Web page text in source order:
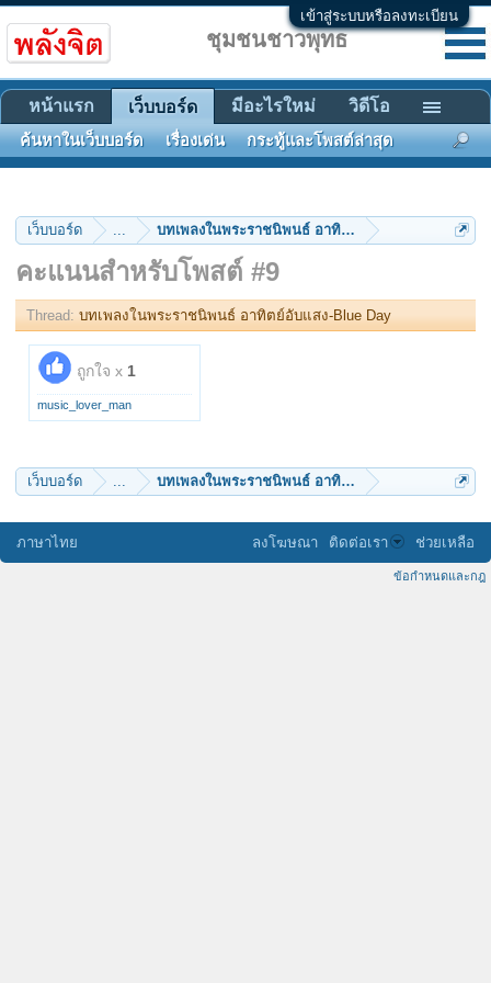
เข้าสู่ระบบหรือลงทะเบียน
เว็บบอร์ด ... บทเพลงในพระราชนิพนธ์ อาทิตย์อับแสง-Blue Day
คะแนนสำหรับโพสต์ #9
Thread: บทเพลงในพระราชนิพนธ์ อาทิตย์อับแสง-Blue Day
ถูกใจ x 1
music_lover_man
เว็บบอร์ด ... บทเพลงในพระราชนิพนธ์ อาทิตย์อับแสง-Blue Day
ชุมชนชาวพุทธ
หน้าแรก เว็บบอร์ด
ค้นหาในเว็บบอร์ด เรื่องเด่น กระทู้และโพสต์ล่าสุด
มีอะไรใหม่ วิดีโอ
ภาษาไทย ลงโฆษณา ติดต่อเรา ช่วยเหลือ
ข้อกำหนดและกฎ